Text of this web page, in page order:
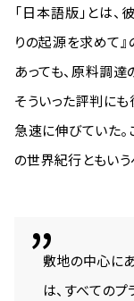
「日本語版」とは
りの起源を求めて
あっても、原料調
そういった評判に
急速に伸びていた
の世界紀行ともいう
敷地の中心に
は、すべてのプ